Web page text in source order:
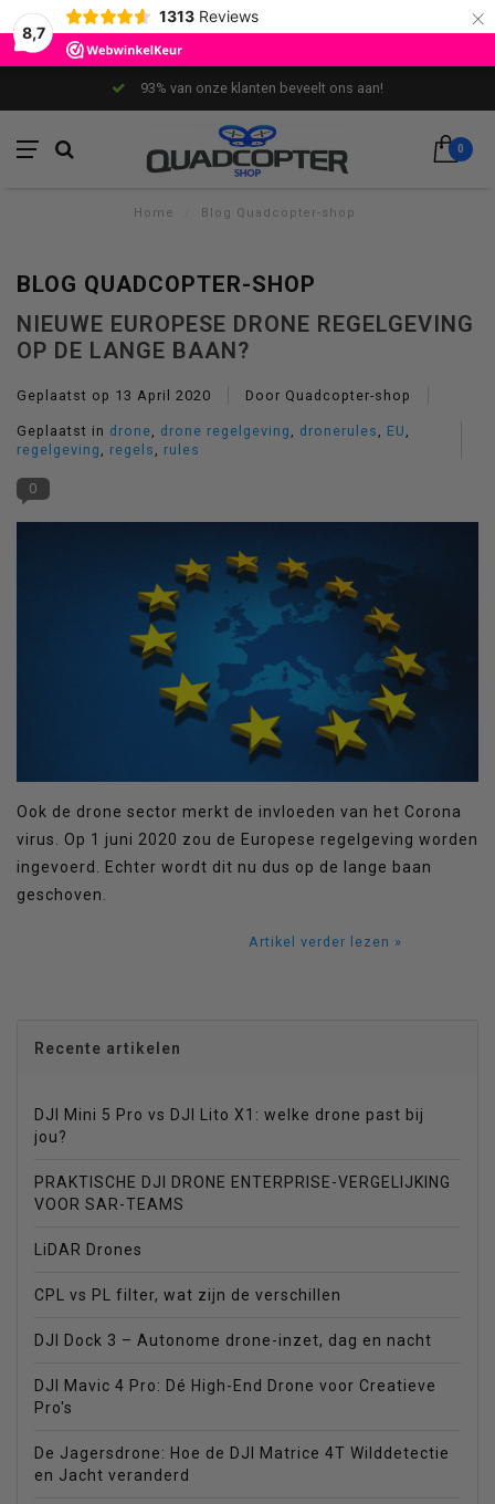
8,7
1313 Reviews ×
93% van onze klanten beveelt ons aan!
0
Home Blog Quadcopter-shop
BLOG QUADCOPTER-SHOP
NIEUWE EUROPESE DRONE REGELGEVING
OP DE LANGE BAAN?
Geplaatst op 13 April 2020 Door Quadcopter-shop
Geplaatst in drone drone regelgeving dronerules EU
regelgeving
regels rules
0
Ook de drone sector merkt de invloeden van het Corona
virus. Op 1 juni 2020 zou de Europese regelgeving worden
ingevoerd. Echter wordt dit nu dus op de lange baan
geschoven.
Artikel verder lezen »
Recente artikelen
DJI Mini 5 Pro vs DJI Lito X1: welke drone past bij
jou?
PRAKTISCHE DJI DRONE ENTERPRISE-VERGELIJKING
VOOR SAR-TEAMS
LiDAR Drones
CPL vs PL filter, wat zijn de verschillen
DJI Dock 3 – Autonome drone-inzet, dag en nacht
DJI Mavic 4 Pro: Dé High-End Drone voor Creatieve
Pro's
De Jagersdrone: Hoe de DJI Matrice 4T Wilddetectie
en Jacht veranderd